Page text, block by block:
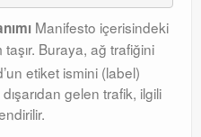
Manifesto içerisindeki
. Buraya, ağ trafiğini
etiket ismini (label)
gelen trafik, ilgili
.